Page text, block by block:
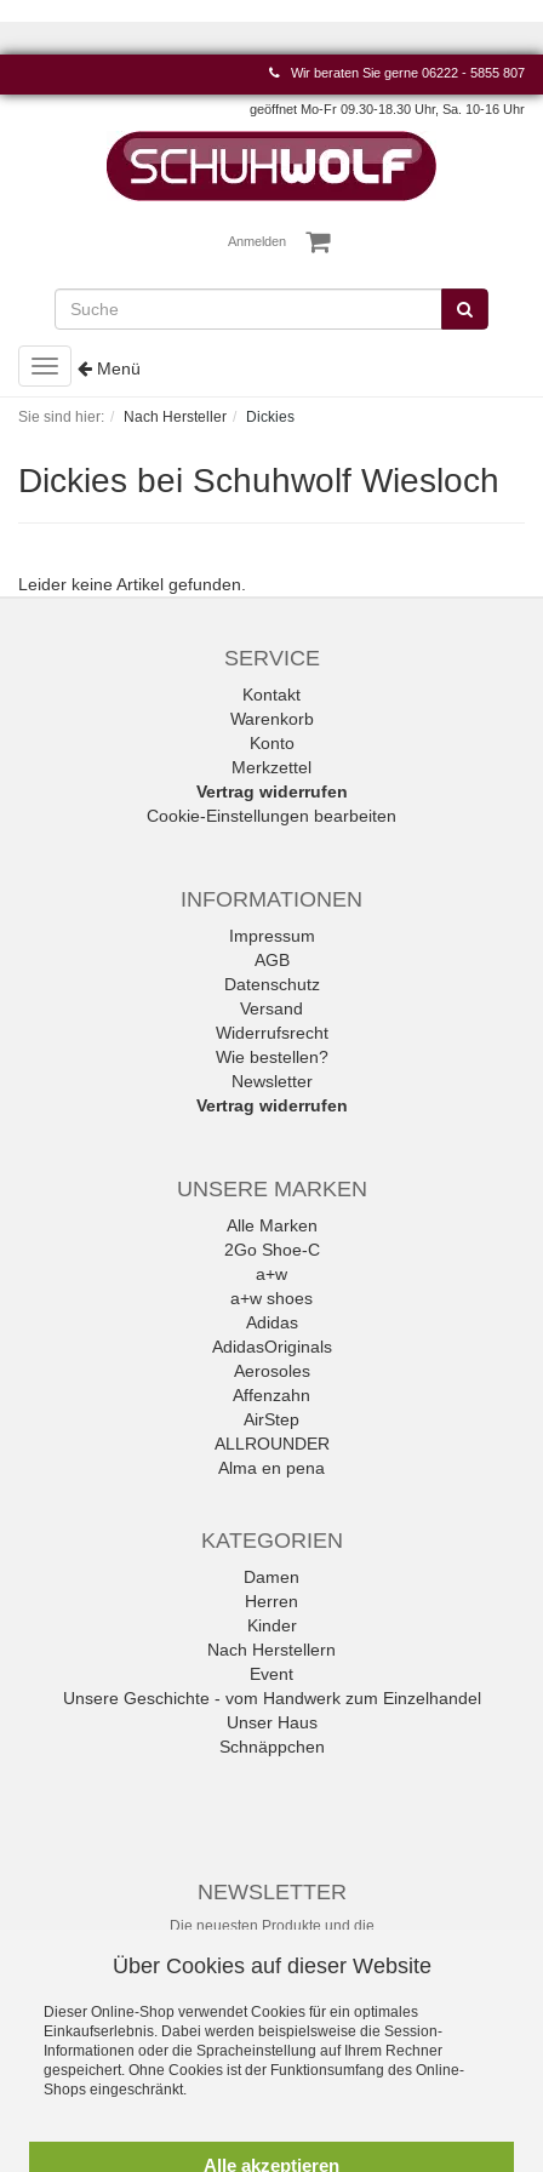
Wir beraten Sie gerne 06222 - 5855 807
geöffnet Mo-Fr 09.30-18.30 Uhr, Sa. 10-16 Uhr
Anmelden
Toggle
navigation
Menü
Sie sind hier: Nach Hersteller Dickies
Dickies bei Schuhwolf Wiesloch
Leider keine Artikel gefunden.
SERVICE
Kontakt
Warenkorb
Konto
Merkzettel
Vertrag widerrufen
Cookie-Einstellungen bearbeiten
INFORMATIONEN
Impressum
AGB
Datenschutz
Versand
Widerrufsrecht
Wie bestellen?
Newsletter
Vertrag widerrufen
UNSERE MARKEN
Alle Marken
2Go Shoe-C
a+w
a+w shoes
Adidas
AdidasOriginals
Aerosoles
Affenzahn
AirStep
ALLROUNDER
Alma en pena
Amani
Andrea Conti
ANWR
anwr Schuh
ANXXXX
Apple of Eden
Ara
Mehr
KATEGORIEN
Damen
Herren
Kinder
Nach Herstellern
Event
Unsere Geschichte - vom Handwerk zum Einzelhandel
Unser Haus
Schnäppchen
NEWSLETTER
Die neuesten Produkte und die
Ihr nichts mehr verpasst.
Abonnieren
Versandkosten** unverbindliche Preisempfehlung
Über Cookies auf dieser Website
Dieser Online-Shop verwendet Cookies für ein optimales
Einkaufserlebnis. Dabei werden beispielsweise die Session-
Informationen oder die Spracheinstellung auf Ihrem Rechner
gespeichert. Ohne Cookies ist der Funktionsumfang des Online-
Shops eingeschränkt.
Alle akzeptieren